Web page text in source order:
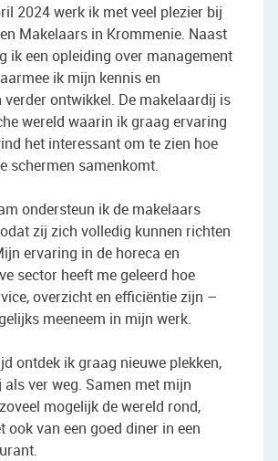
2024 werk ik met veel plezier bij
Makelaars in Krommenie. Naast
ik een opleiding over management
ik mijn kennis en
verder ontwikkel. De makelaardij is
wereld waarin ik graag ervaring
het interessant om te zien hoe
schermen samenkomt.
ondersteun ik de makelaars
zij zich volledig kunnen richten
ervaring in de horeca en
sector heeft me geleerd hoe
overzicht en efficiëntie zijn –
meeneem in mijn werk.
ontdek ik graag nieuwe plekken,
ver weg. Samen met mijn
mogelijk de wereld rond,
ook van een goed diner in een